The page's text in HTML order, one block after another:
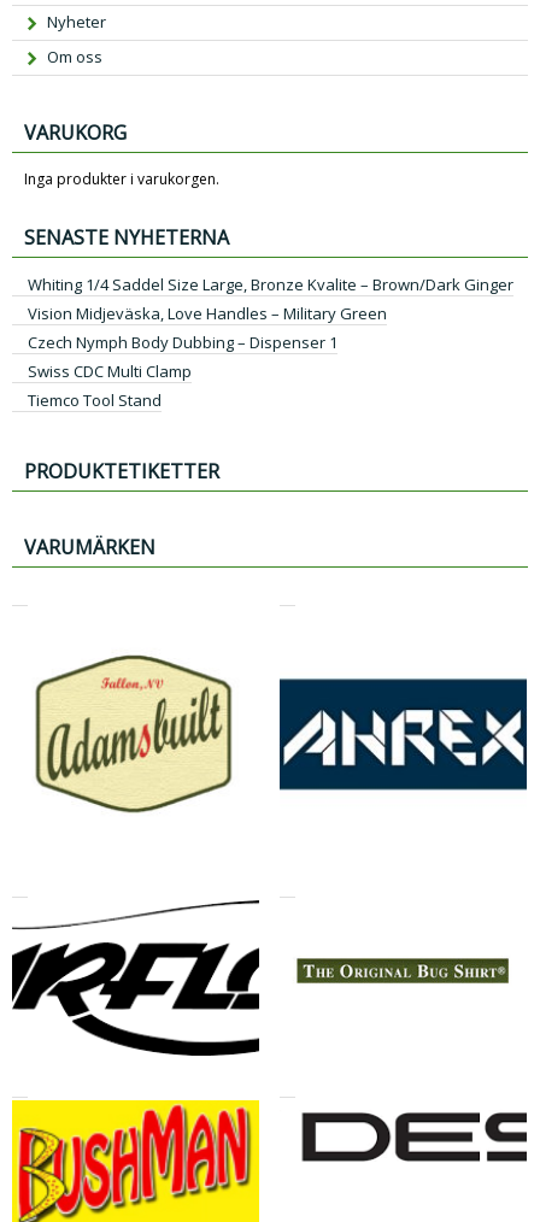
Nyheter
Om oss
VARUKORG
Inga produkter i varukorgen.
SENASTE NYHETERNA
Whiting 1/4 Saddel Size Large, Bronze Kvalite – Brown/Dark Ginger
Vision Midjeväska, Love Handles – Military Green
Czech Nymph Body Dubbing – Dispenser 1
Swiss CDC Multi Clamp
Tiemco Tool Stand
PRODUKTETIKETTER
VARUMÄRKEN